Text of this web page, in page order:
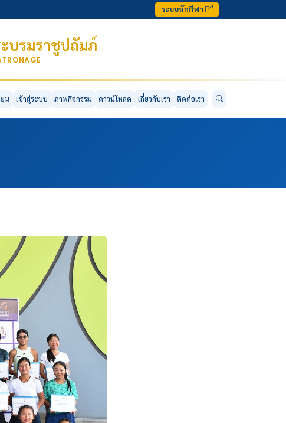
ระบบนักกีฬา
บรมราชูปถัมภ์
น เข้าสู่ระบบ ภาพกิจกรรม ดาวน์โหลด เกี่ยวกับเรา ติดต่อเรา